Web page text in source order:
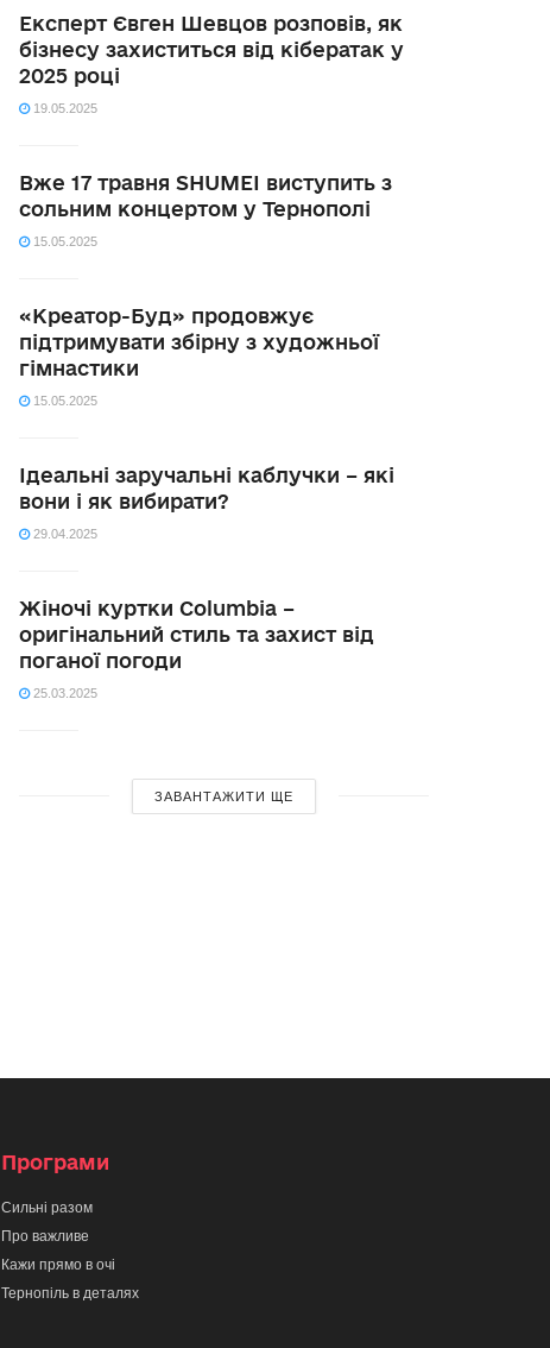
Експерт Євген Шевцов розповів, як
бізнесу захиститься від кібератак у
2025 році
19.05.2025
Вже 17 травня SHUMEI виступить з
сольним концертом у Тернополі
15.05.2025
«Креатор-Буд» продовжує
підтримувати збірну з художньої
гімнастики
15.05.2025
Ідеальні заручальні каблучки – які
вони і як вибирати?
29.04.2025
Жіночі куртки Columbia –
оригінальний стиль та захист від
поганої погоди
25.03.2025
ЗАВАНТАЖИТИ ЩЕ
Програми
Сильні разом
Про важливе
Кажи прямо в очі
Тернопіль в деталях